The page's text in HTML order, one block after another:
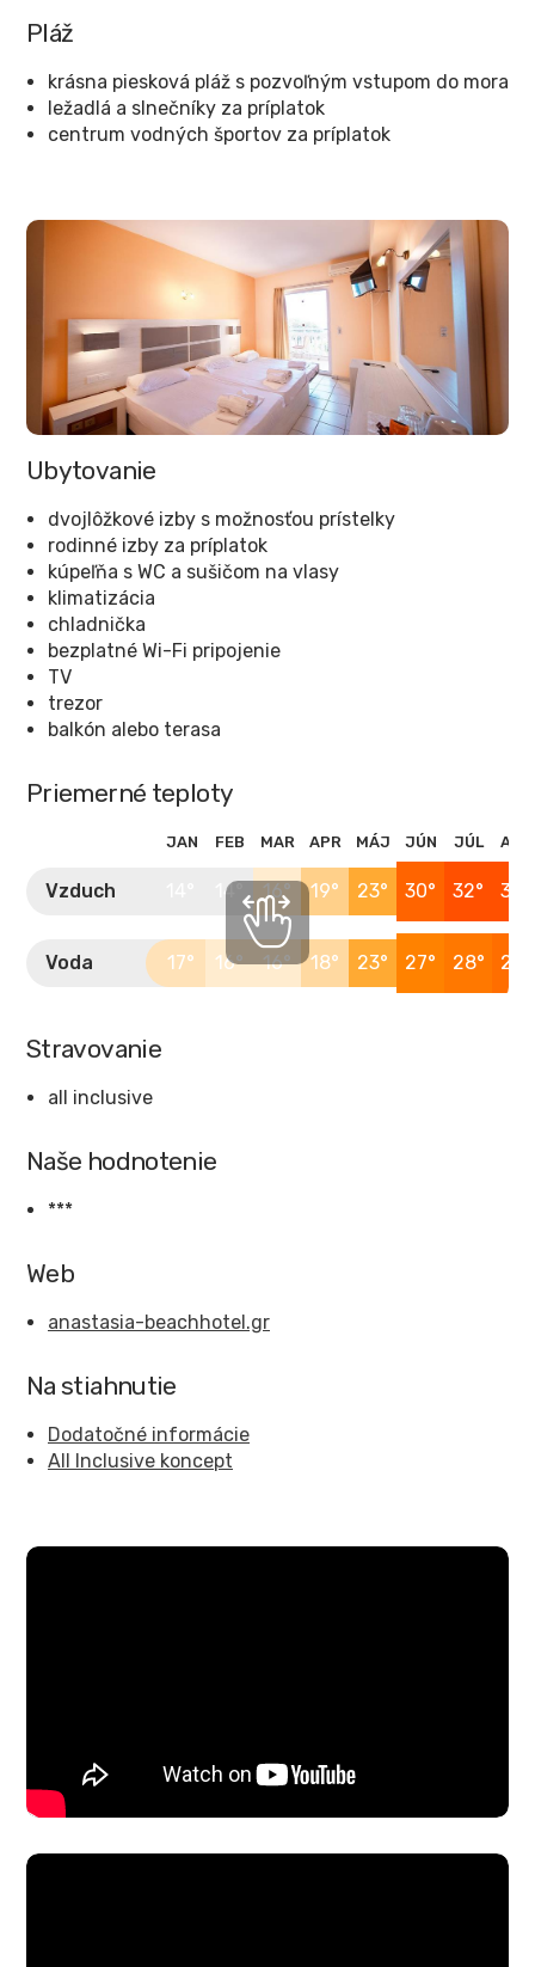
Pláž
krásna piesková pláž s pozvoľným vstupom do mora
ležadlá a slnečníky za príplatok
centrum vodných športov za príplatok
Ubytovanie
dvojlôžkové izby s možnosťou prístelky
rodinné izby za príplatok
kúpeľňa s WC a sušičom na vlasy
klimatizácia
chladnička
bezplatné Wi-Fi pripojenie
TV
trezor
balkón alebo terasa
Priemerné teploty
JAN FEB MAR APR MÁJ JÚN JÚL AUG
Vzduch 14° 16° 19° 23° 30° 32° 32°
Voda 17° 16° 16° 18° 23° 27° 28° 29°
Stravovanie
all inclusive
Naše hodnotenie
***
Web
anastasia-beachhotel.gr
Na stiahnutie
Dodatočné informácie
All Inclusive koncept